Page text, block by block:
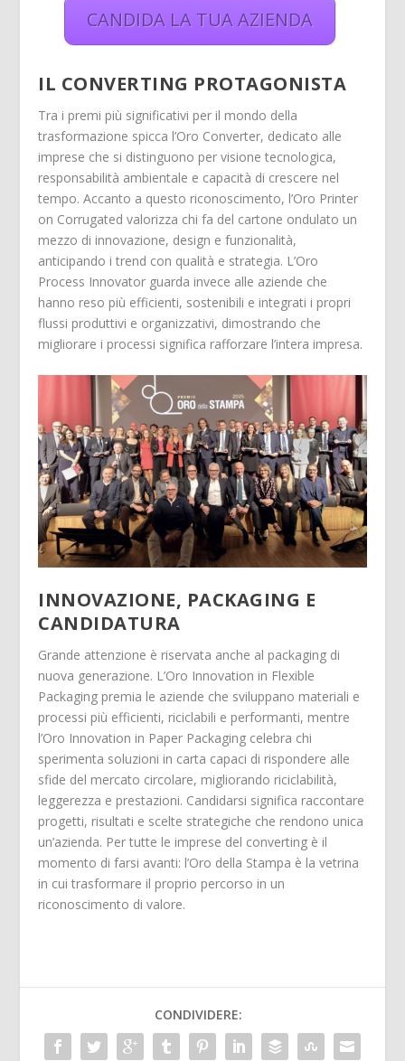
CANDIDA LA TUA AZIENDA
IL CONVERTING PROTAGONISTA
Tra i premi più significativi per il mondo della
trasformazione spicca l’Oro Converter, dedicato alle
imprese che si distinguono per visione tecnologica,
responsabilità ambientale e capacità di crescere nel
tempo. Accanto a questo riconoscimento, l’Oro Printer
on Corrugated valorizza chi fa del cartone ondulato un
mezzo di innovazione, design e funzionalità,
anticipando i trend con qualità e strategia. L’Oro
Process Innovator guarda invece alle aziende che
hanno reso più efficienti, sostenibili e integrati i propri
flussi produttivi e organizzativi, dimostrando che
migliorare i processi significa rafforzare l’intera impresa.
INNOVAZIONE, PACKAGING E
CANDIDATURA
Grande attenzione è riservata anche al packaging di
nuova generazione. L’Oro Innovation in Flexible
Packaging premia le aziende che sviluppano materiali e
processi più efficienti, riciclabili e performanti, mentre
l’Oro Innovation in Paper Packaging celebra chi
sperimenta soluzioni in carta capaci di rispondere alle
sfide del mercato circolare, migliorando riciclabilità,
leggerezza e prestazioni. Candidarsi significa raccontare
progetti, risultati e scelte strategiche che rendono unica
un’azienda. Per tutte le imprese del converting è il
momento di farsi avanti: l’Oro della Stampa è la vetrina
in cui trasformare il proprio percorso in un
riconoscimento di valore.
CONDIVIDERE: